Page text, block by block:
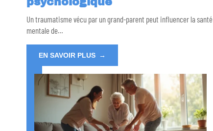
Un traumatisme vécu par un grand-parent peut influencer la santé
mentale de…
EN SAVOIR PLUS